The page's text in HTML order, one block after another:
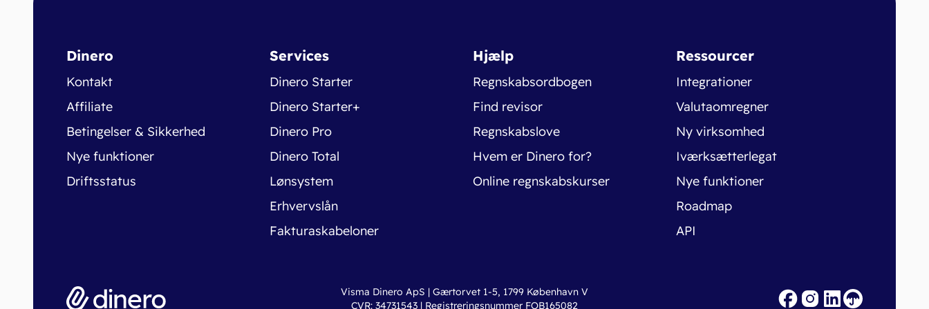
Dinero
Kontakt
Affiliate
Betingelser & Sikkerhed
Nye funktioner
Driftsstatus
Services
Dinero Starter
Dinero Starter+
Dinero Pro
Dinero Total
Lønsystem
Erhvervslån
Fakturaskabeloner
Hjælp
Regnskabsordbogen
Find revisor
Regnskabslove
Hvem er Dinero for?
Online regnskabskurser
Ressourcer
Integrationer
Valutaomregner
Ny virksomhed
Iværksætterlegat
Nye funktioner
Roadmap
API
Visma Dinero ApS | Gærtorvet 1-5, 1799 København V
CVR: 34731543 | Registreringsnummer FOB165082